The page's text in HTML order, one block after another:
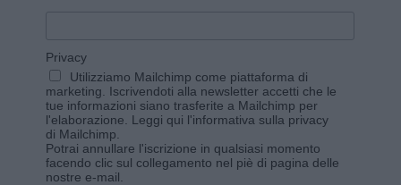
Privacy
Utilizziamo Mailchimp come piattaforma di
marketing. Iscrivendoti alla newsletter accetti che le
tue informazioni siano trasferite a Mailchimp per
l'elaborazione. Leggi qui l'informativa sulla privacy
di Mailchimp
Potrai annullare l'iscrizione in qualsiasi momento
facendo clic sul collegamento nel piè di pagina delle
nostre e-mail.